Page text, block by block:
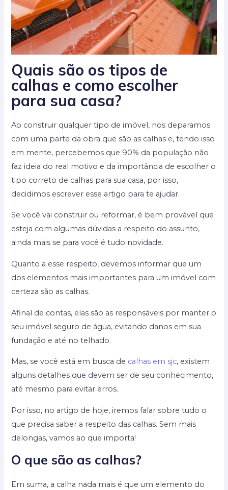
Quais são os tipos de
calhas e como escolher
para sua casa?
Ao construir qualquer tipo de imóvel, nos deparamos
com uma parte da obra que são as calhas e, tendo isso
em mente, percebemos que 90% da população não
faz ideia do real motivo e da importância de escolher o
tipo correto de calhas para sua casa, por isso,
decidimos escrever esse artigo para te ajudar.
Se você vai construir ou reformar, é bem provável que
esteja com algumas dúvidas a respeito do assunto,
ainda mais se para você é tudo novidade.
Quanto a esse respeito, devemos informar que um
dos elementos mais importantes para um imóvel com
certeza são as calhas.
Afinal de contas, elas são as responsáveis por manter o
seu imóvel seguro de água, evitando danos em sua
fundação e até no telhado.
Mas, se você está em busca de calhas em sjc, existem
alguns detalhes que devem ser de seu conhecimento,
até mesmo para evitar erros.
Por isso, no artigo de hoje, iremos falar sobre tudo o
que precisa saber a respeito das calhas. Sem mais
delongas, vamos ao que importa!
O que são as calhas?
Em suma, a calha nada mais é que um elemento do